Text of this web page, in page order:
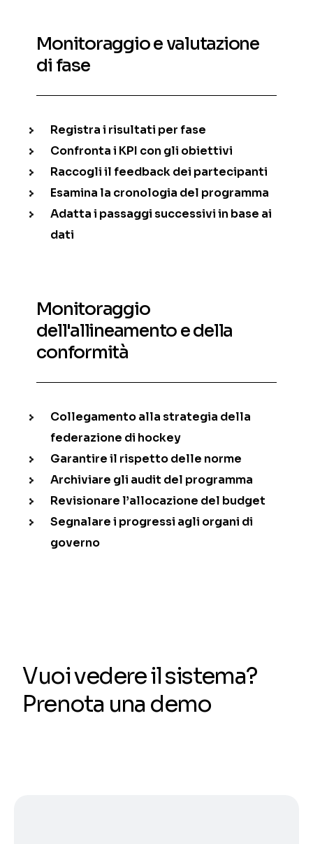
Monitoraggio e valutazione
di fase
Registra i risultati per fase
Confronta i KPI con gli obiettivi
Raccogli il feedback dei partecipanti
Esamina la cronologia del programma
Adatta i passaggi successivi in base ai
dati
Monitoraggio
dell'allineamento e della
conformità
Collegamento alla strategia della
federazione di hockey
Garantire il rispetto delle norme
Archiviare gli audit del programma
Revisionare l’allocazione del budget
Segnalare i progressi agli organi di
governo
Vuoi vedere il sistema?
Prenota una demo